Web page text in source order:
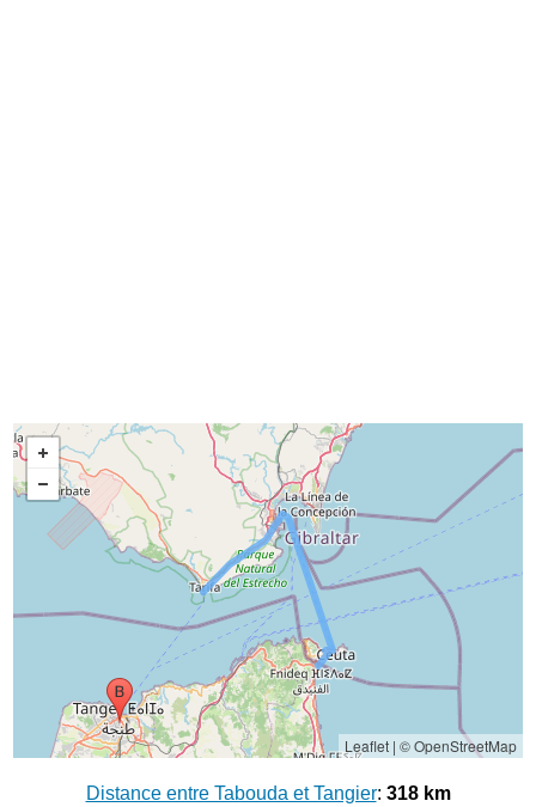
Leaflet| © OpenStreetMap
Distance entre Tabouda et Tangier: 318 km